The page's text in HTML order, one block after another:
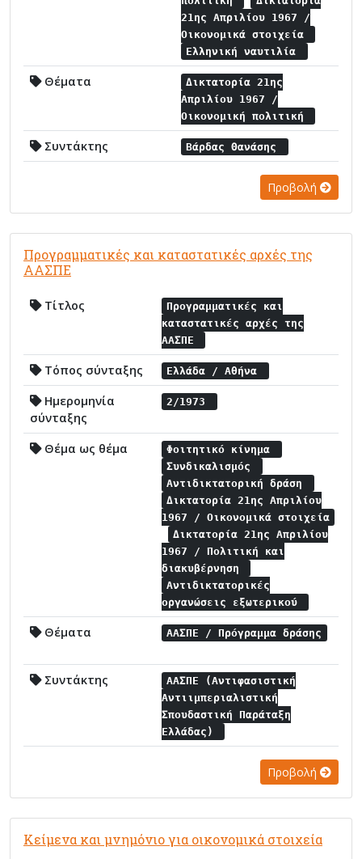
21ης Απριλίου 1967 /
Οικονομικά στοιχεία
Ελληνική ναυτιλία
Θέματα
Δικτατορία 21ης
Απριλίου 1967 /
Οικονομική πολιτική
Συντάκτης Βάρδας Θανάσης
Προβολή
Προγραμματικές και καταστατικές αρχές της
ΑΑΣΠΕ
Τίτλος
Προγραμματικές και
καταστατικές αρχές της
ΑΑΣΠΕ
Τόπος σύνταξης Ελλάδα / Αθήνα
Ημερομηνία
σύνταξης
2/1973
Θέμα ως θέμα
Φοιτητικό κίνημα
Συνδικαλισμός
Αντιδικτατορική δράση
Δικτατορία 21ης Απριλίου
1967 / Οικονομικά στοιχεία
Δικτατορία 21ης Απριλίου
1967 / Πολιτική και
διακυβέρνηση
Αντιδικτατορικές
οργανώσεις εξωτερικού
Θέματα ΑΑΣΠΕ / Πρόγραμμα δράσης
Συντάκτης
ΑΑΣΠΕ (Αντιφασιστική
Αντιιμπεριαλιστική
Σπουδαστική Παράταξη
Ελλάδας)
Προβολή
Κείμενα και μνημόνιο για οικονομικά στοιχεία